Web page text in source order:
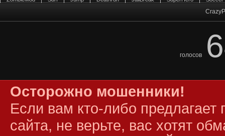
голосов
Осторожно мошенники!
Если вам кто-либо
сайта, не верьте, вас хотят